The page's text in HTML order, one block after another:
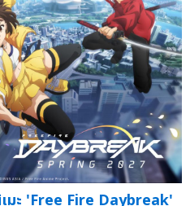
มะ 'Free Fire Daybreak'